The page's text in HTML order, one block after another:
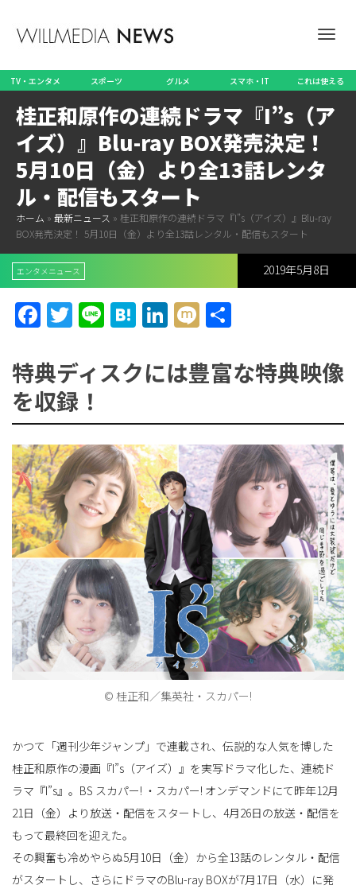
ー
ン
を
切
替
TV・エンタメ スポーツ グルメ スマホ・IT これは使える
桂正和原作の連続ドラマ『I”s（ア
イズ）』Blu-ray BOX発売決定！
5月10日（金）より全13話レンタ
ル・配信もスタート
ホーム » 最新ニュース » 桂正和原作の連続ドラマ『I”s（アイズ）』Blu-ray
BOX発売決定！ 5月10日（金）より全13話レンタル・配信もスタート
エンタメニュース 2019年5月8日
Facebook
Twitter
LineHatena
LinkedIn
Mixi
特典ディスクには豊富な特典映像
を収録！
© 桂正和／集英社・スカパー!
かつて「週刊少年ジャンプ」で連載され、伝説的な人気を博した
桂正和原作の漫画『I”s（アイズ）』を実写ドラマ化した、連続ド
ラマ『I”s』。BS スカパー! ・スカパー! オンデマンドにて昨年12月
21日（金）より放送・配信をスタートし、4月26日の放送・配信を
もって最終回を迎えた。
その興奮も冷めやらぬ5月10日（金）から全13話のレンタル・配信
がスタートし、さらにドラマのBlu-ray BOXが7月17日（水）に発